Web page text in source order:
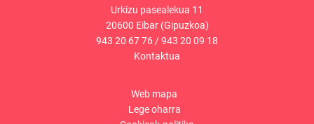
Urkizu pasealekua 11
20600 Eibar (Gipuzkoa)
943 20 67 76/943 20 09 18
Kontaktua
Web mapa
Lege oharra